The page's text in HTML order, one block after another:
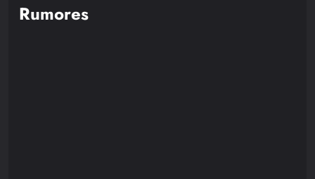
Rumores